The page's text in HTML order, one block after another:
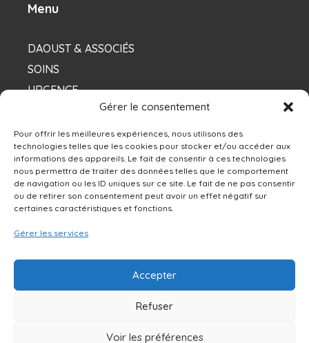
Gérer le consentement
Pour offrir les meilleures expériences, nous utilisons des
technologies telles que les cookies pour stocker et/ou accéder aux
informations des appareils. Le fait de consentir à ces technologies
nous permettra de traiter des données telles que le comportement
de navigation ou les ID uniques sur ce site. Le fait de ne pas consentir
ou de retirer son consentement peut avoir un effet négatif sur
certaines caractéristiques et fonctions.
Gérer les services
Accepter
Refuser
Voir les préférences
Menu
DAOUST & ASSOCIÉS
SOINS
URGENCE
NOS DENTISTES
Contacts
13250 rue Sherbrooke Est, Montréal, QC H1A